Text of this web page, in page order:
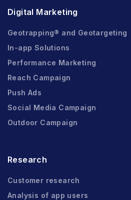
Digital Marketing
Geotrapping® and Geotargeting
In-app Solutions
Performance Marketing
Reach Campaign
Push Ads
Social Media Campaign
Outdoor Campaign
Research
Customer research
Analysis of app users